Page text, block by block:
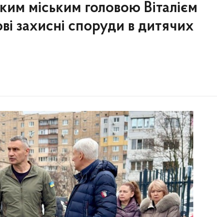
міським головою Віталієм
захисні споруди в дитячих